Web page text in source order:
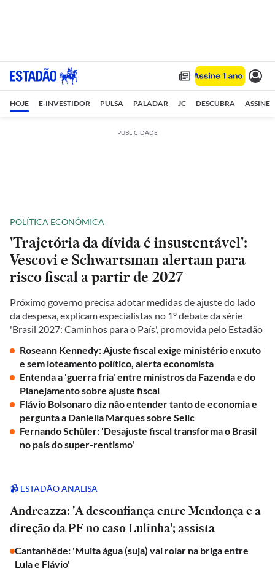
HOJE E-INVESTIDOR PULSA PALADAR JC DESCUBRA ASSINE
PUBLICIDADE
POLÍTICA ECONÔMICA
'Trajetória da dívida é insustentável':
Vescovi e Schwartsman alertam para
risco fiscal a partir de 2027
Próximo governo precisa adotar medidas de ajuste do lado
da despesa, explicam especialistas no 1º debate da série
'Brasil 2027: Caminhos para o País', promovida pelo Estadão
Roseann Kennedy: Ajuste fiscal exige ministério enxuto
e sem loteamento político, alerta economista
Entenda a 'guerra fria' entre ministros da Fazenda e do
Planejamento sobre ajuste fiscal
Flávio Bolsonaro diz não entender tanto de economia e
pergunta a Daniella Marques sobre Selic
Fernando Schüler: 'Desajuste fiscal transforma o Brasil
no país do super-rentismo'
📹 ESTADÃO ANALISA
Andreazza: 'A desconfiança entre Mendonça e a
direção da PF no caso Lulinha'; assista
Cantanhêde: 'Muita água (suja) vai rolar na briga entre
Lula e Flávio'